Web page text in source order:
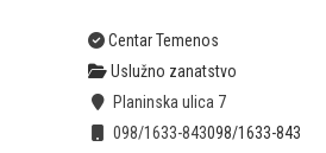
Centar Temenos
Uslužno zanatstvo
Planinska ulica 7
098/1633-843098/1633-843